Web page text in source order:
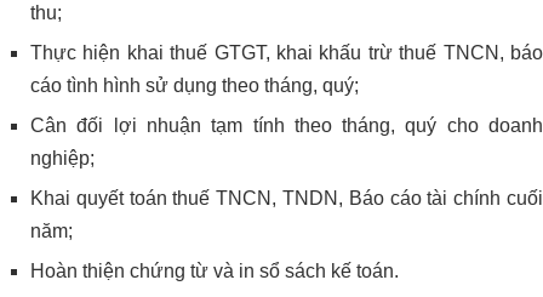
thu;
Thực hiện khai thuế GTGT, khai khấu trừ thuế TNCN, báo
cáo tình hình sử dụng theo tháng, quý;
Cân đối lợi nhuận tạm tính theo tháng, quý cho doanh
nghiệp;
Khai quyết toán thuế TNCN, TNDN, Báo cáo tài chính cuối
năm;
Hoàn thiện chứng từ và in sổ sách kế toán.